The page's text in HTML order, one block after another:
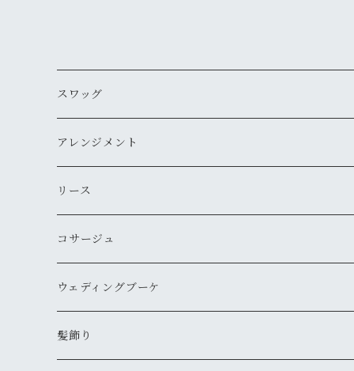
スワッグ
アレンジメント
リース
コサージュ
ウェディングブーケ
髪飾り